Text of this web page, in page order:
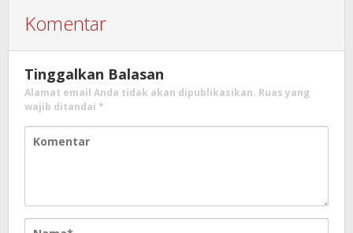
Komentar
Tinggalkan Balasan
Alamat email Anda tidak akan dipublikasikan. Ruas yang
wajib ditandai *